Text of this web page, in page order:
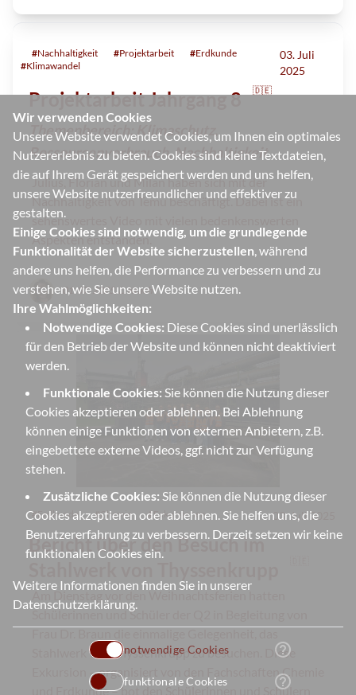
Wir verwenden Cookies
Unsere Website verwendet Cookies, um Ihnen ein optimales
Nutzererlebnis zu bieten. Cookies sind kleine Textdateien,
die auf Ihrem Gerät gespeichert werden und uns helfen,
unsere Website nutzerfreundlicher und effektiver zu
gestalten.
Einige Cookies sind notwendig, um die grundlegende
Funktionalität der Website sicherzustellen, während
andere uns helfen, die Performance zu verbessern und zu
verstehen, wie Sie unsere Website nutzen.
Ihre Wahlmöglichkeiten:
Notwendige Cookies: Diese Cookies sind unerlässlich
für den Betrieb der Website und können nicht deaktiviert
werden.
Funktionale Cookies: Sie können die Nutzung dieser
Cookies akzeptieren oder ablehnen. Bei Ablehnung
können einige Funktionen von externen Anbietern, z.B.
eingebettete externe Videos, ggf. nicht zur Verfügung
stehen.
Zusätzliche Cookies: Sie können die Nutzung dieser
Cookies akzeptieren oder ablehnen. Sie helfen uns, die
Benutzererfahrung zu verbessern. Derzeit setzen wir keine
funktionalen Cookies ein.
Weitere Informationen finden Sie in unserer
Datenschutzerklärung.
notwendige Cookies help_outline
funktionale Cookies help_outline
#Nachhaltigkeit #Projektarbeit #Erdkunde
#Klimawandel
03. Juli
2025
Projektarbeit Jahrgang 8 🇩🇪
Themenbereich: Klimaschutz,
Ressourcenverbrauch, Nachhaltigkeit
Julius, Florian und Milan haben sich mit der
Nachhaltigkeit von Temu beschäftigt. Dabei ist ein
sehenswertes Video mit vielen bedenkenswerten
Aspekten entstanden.
01. 07. 2025, L. Krach
#Erdkunde #Chemie #Exkursionen 03. Juli 2025
Bericht über den Besuch im
Am Dienstag vor den Weihnachtsferien hatten
Schülerinnen und Schüler der Q2 in Begleitung von
Stahlwerk von Thyssenkrupp zu besuchen. Diese
Exkursion – organisiert von den Fachschaften Chemie
und Erdkunde – bot den Schülerinnen und Schülern